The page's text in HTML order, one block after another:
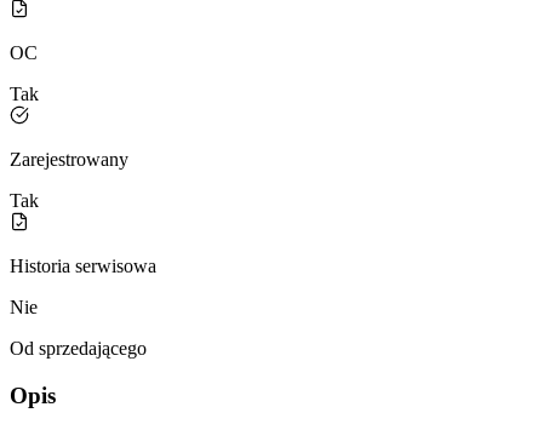
OC
Tak
Zarejestrowany
Tak
Historia serwisowa
Nie
Od sprzedającego
Opis